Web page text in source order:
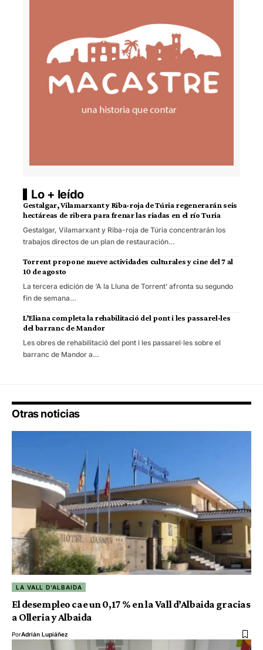
Lo + leído
Gestalgar, Vilamarxant y Riba-roja de Túria regenerarán seis
hectáreas de ribera para frenar las riadas en el río Turia
Gestalgar, Vilamarxant y Riba-roja de Túria concentrarán los
trabajos directos de un plan de restauración…
Torrent propone nueve actividades culturales y cine del 7 al
10 de agosto
La tercera edición de ‘A la Lluna de Torrent’ afronta su segundo
fin de semana…
L’Eliana completa la rehabilitació del pont i les passarel·les
del barranc de Mandor
Les obres de rehabilitació del pont i les passarel·les sobre el
barranc de Mandor a…
Otras noticias
LA VALL D'ALBAIDA
El desempleo cae un 0,17 % en la Vall d’Albaida gracias
a Olleria y Albaida
PorAdrián Lupiáñez